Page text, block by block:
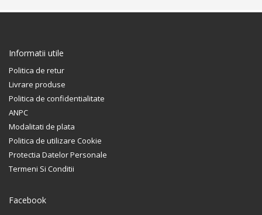
Informatii utile
Politica de retur
Livrare produse
Politica de confidentialitate
ANPC
Modalitati de plata
Politica de utilizare Cookie
Protectia Datelor Personale
Termeni Si Conditii
Facebook